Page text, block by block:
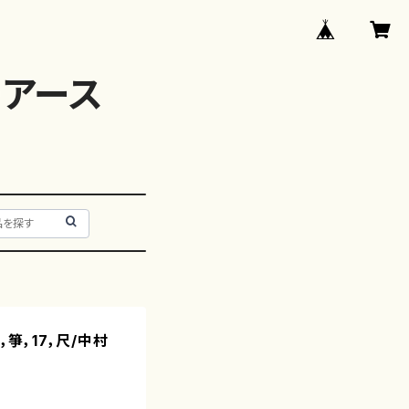
ース
，17，尺/中村